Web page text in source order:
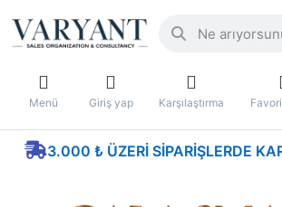
Menü Giriş yap Karşılaştırma
3.000 ₺ ÜZERI SIPARIŞLERDE